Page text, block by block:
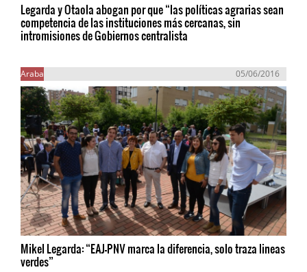
Legarda y Otaola abogan por que “las políticas agrarias sean
competencia de las instituciones más cercanas, sin
intromisiones de Gobiernos centralista
Araba 05/06/2016
Mikel Legarda: “EAJ-PNV marca la diferencia, solo traza lineas
verdes”